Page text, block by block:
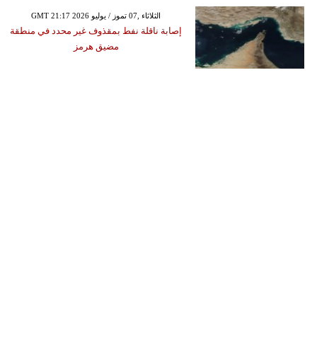
GMT 21:17 2026 الثلاثاء ,07 تموز / يوليو
إصابة ناقلة نفط بمقذوف غير محدد في منطقة
مضيق هرمز